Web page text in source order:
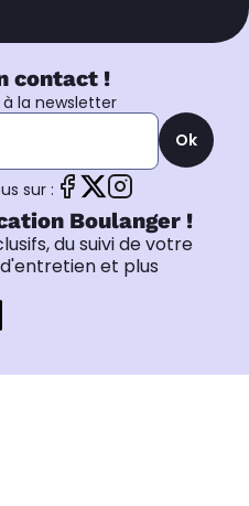
contact !
la newsletter
Ok
sur :
Boulanger !
du suivi de votre
et plus